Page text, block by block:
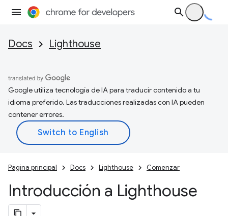
Docs Lighthouse
Google utiliza tecnología de IA para traducir contenido a tu
idioma preferido. Las traducciones realizadas con IA pueden
contener errores.
Página principal Docs Lighthouse Comenzar
Introducción a Lighthouse